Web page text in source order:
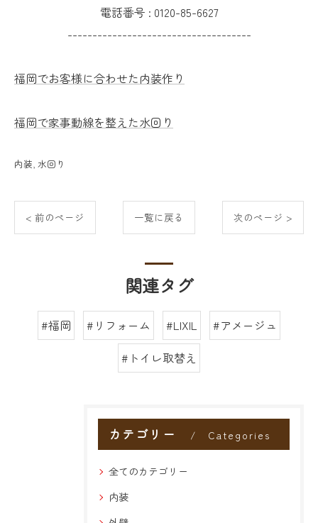
電話番号 : 0120-85-6627
-------------------------------------
福岡でお客様に合わせた内装作り
福岡で家事動線を整えた水回り
内装 水回り
< 前のページ 一覧に戻る 次のページ >
関連タグ
#福岡 #リフォーム #LIXIL
#アメージュ
#トイレ取替え
カテゴリー Categories
全てのカテゴリー
内装